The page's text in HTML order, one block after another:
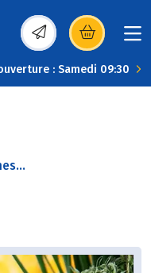
(s’ouvre dans une
: Samedi 09:30